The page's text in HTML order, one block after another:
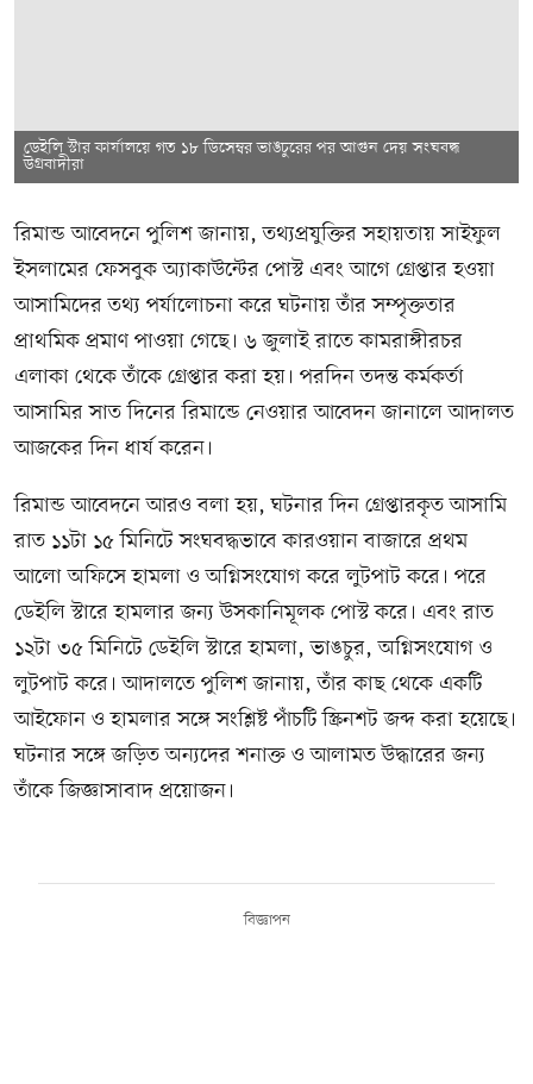
ডেইলি স্টার কার্যালয়ে গত ১৮ ডিসেম্বর ভাঙচুরের পর আগুন দেয় সংঘবদ্ধ
উগ্রবাদীরা
রিমান্ড আবেদনে পুলিশ জানায়, তথ্যপ্রযুক্তির সহায়তায় সাইফুল
ইসলামের ফেসবুক অ্যাকাউন্টের পোস্ট এবং আগে গ্রেপ্তার হওয়া
আসামিদের তথ্য পর্যালোচনা করে ঘটনায় তাঁর সম্পৃক্ততার
প্রাথমিক প্রমাণ পাওয়া গেছে। ৬ জুলাই রাতে কামরাঙ্গীরচর
এলাকা থেকে তাঁকে গ্রেপ্তার করা হয়। পরদিন তদন্ত কর্মকর্তা
আসামির সাত দিনের রিমান্ডে নেওয়ার আবেদন জানালে আদালত
আজকের দিন ধার্য করেন।
রিমান্ড আবেদনে আরও বলা হয়, ঘটনার দিন গ্রেপ্তারকৃত আসামি
রাত ১১টা ১৫ মিনিটে সংঘবদ্ধভাবে কারওয়ান বাজারে প্রথম
আলো অফিসে হামলা ও অগ্নিসংযোগ করে লুটপাট করে। পরে
ডেইলি স্টারে হামলার জন্য উসকানিমূলক পোস্ট করে। এবং রাত
১২টা ৩৫ মিনিটে ডেইলি স্টারে হামলা, ভাঙচুর, অগ্নিসংযোগ ও
লুটপাট করে। আদালতে পুলিশ জানায়, তাঁর কাছ থেকে একটি
আইফোন ও হামলার সঙ্গে সংশ্লিষ্ট পাঁচটি স্ক্রিনশট জব্দ করা হয়েছে।
ঘটনার সঙ্গে জড়িত অন্যদের শনাক্ত ও আলামত উদ্ধারের জন্য
তাঁকে জিজ্ঞাসাবাদ প্রয়োজন।
বিজ্ঞাপন